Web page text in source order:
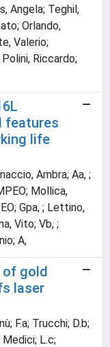
Angela; Teghil,
Orlando,
Valerio;
Riccardo;
features
life
Ambra; Aa, ;
Mollica,
Gpa, ; Lettino,
Vito; Vb, ;
A,
of gold
laser
F.a; Trucchi; D.b;
Medici; L.c;